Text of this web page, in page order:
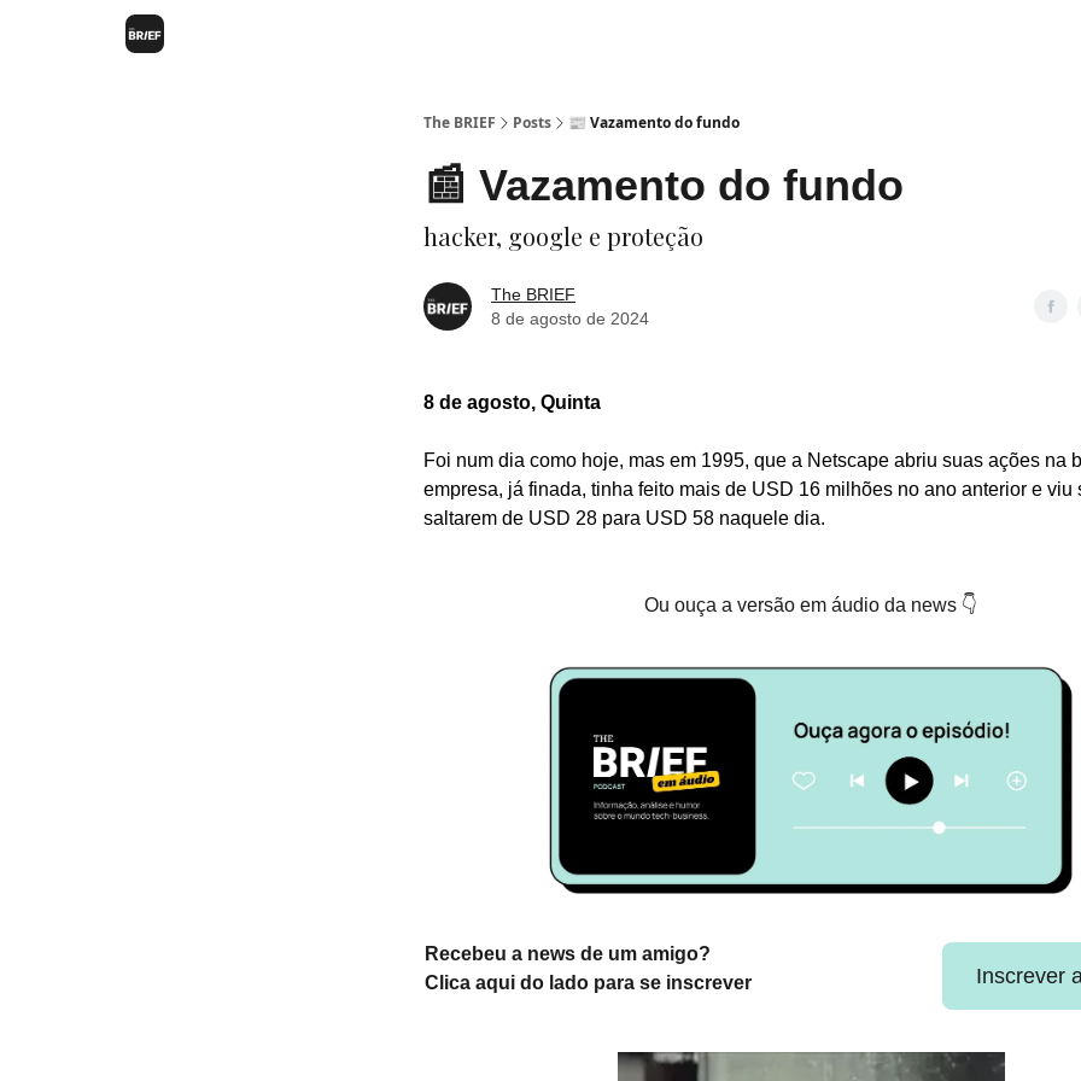
The BRIEF Posts 📰 Vazamento do fundo
📰 Vazamento do fundo
hacker, google e proteção
The BRIEF
8 de agosto de 2024
8 de agosto, Quinta
Foi num dia como hoje, mas em 1995, que a Netscape abriu suas ações na
empresa, já finada, tinha feito mais de USD 16 milhões no ano anterior e viu
saltarem de USD 28 para USD 58 naquele dia.
Ou ouça a versão em áudio da news 👇
Recebeu a news de um amigo?
Clica aqui do lado para se inscrever
Inscrever